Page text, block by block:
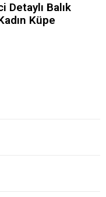
Detaylı Balık
Küpe